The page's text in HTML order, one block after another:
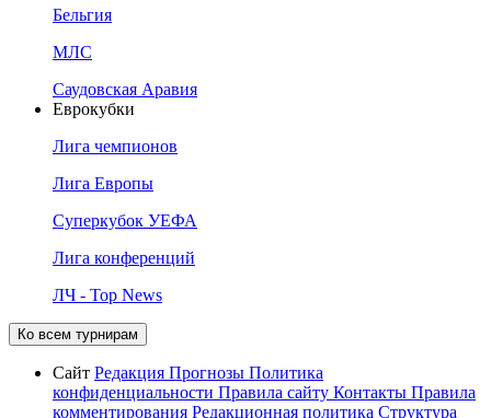
Бельгия
МЛС
Саудовская Аравия
Еврокубки
Лига чемпионов
Лига Европы
Суперкубок УЕФА
Лига конференций
ЛЧ - Top News
Ко всем турнирам
Сайт Редакция Прогнозы Политика
конфиденциальности Правила сайту Контакты Правила
комментирования Редакционная политика Структура